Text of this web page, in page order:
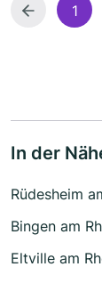
1
In der
Rüdesheim
Bingen am
Eltville am